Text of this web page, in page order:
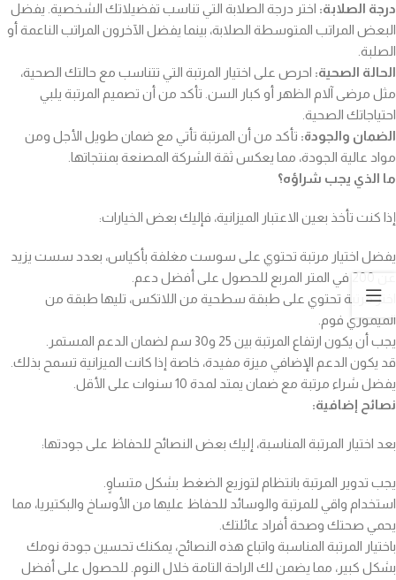
درجة الصلابة: اختر درجة الصلابة التي تناسب تفضيلاتك الشخصية. يفضل
البعض المراتب المتوسطة الصلابة، بينما يفضل الآخرون المراتب الناعمة أو
الصلبة.
الحالة الصحية: احرص على اختيار المرتبة التي تتناسب مع حالتك الصحية،
مثل مرضى آلام الظهر أو كبار السن. تأكد من أن تصميم المرتبة يلبي
احتياجاتك الصحية.
الضمان والجودة: تأكد من أن المرتبة تأتي مع ضمان طويل الأجل ومن
مواد عالية الجودة، مما يعكس ثقة الشركة المصنعة بمنتجاتها.
ما الذي يجب شراؤه؟
إذا كنت تأخذ بعين الاعتبار الميزانية، فإليك بعض الخيارات:
يفضل اختيار مرتبة تحتوي على سوست مغلفة بأكياس، بعدد سست يزيد
اختر مرتبة تحتوي على طبقة سطحية من اللاتكس، تليها طبقة من
الميموري فوم.
يجب أن يكون ارتفاع المرتبة بين 25 و30 سم لضمان الدعم المستمر.
قد يكون الدعم الإضافي ميزة مفيدة، خاصة إذا كانت الميزانية تسمح بذلك.
يفضل شراء مرتبة مع ضمان يمتد لمدة 10 سنوات على الأقل.
نصائح إضافية:
بعد اختيار المرتبة المناسبة، إليك بعض النصائح للحفاظ على جودتها:
يجب تدوير المرتبة بانتظام لتوزيع الضغط بشكل متساوٍ.
استخدام واقي للمرتبة والوسائد للحفاظ عليها من الأوساخ والبكتيريا، مما
يحمي صحتك وصحة أفراد عائلتك.
باختيار المرتبة المناسبة واتباع هذه النصائح، يمكنك تحسين جودة نومك
بشكل كبير، مما يضمن لك الراحة التامة خلال النوم. للحصول على أفضل